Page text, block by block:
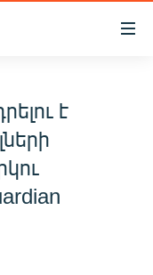
է